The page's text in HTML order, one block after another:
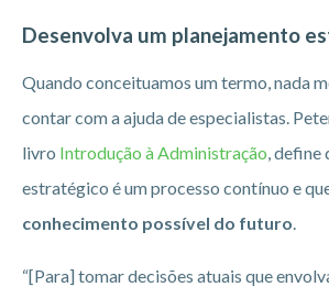
Desenvolva um planejamento
Quando conceituamos um termo, nada
contar com a ajuda de especialistas.
livro Introdução à Administração ,
estratégico é um processo contínuo e
conhecimento possível do futuro
“[Para] tomar decisões atuais que